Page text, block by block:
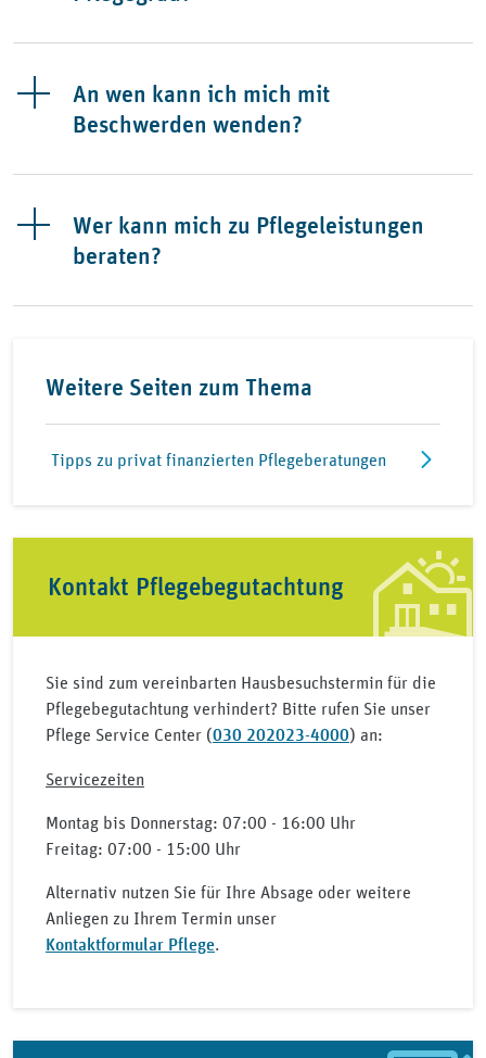
An wen kann ich mich mit
Beschwerden wenden?
Wer kann mich zu Pflegeleistungen
beraten?
Weitere Seiten zum Thema
Tipps zu privat finanzierten Pflegeberatungen
Kontakt Pflegebegutachtung
Sie sind zum vereinbarten Hausbesuchstermin für die
Pflegebegutachtung verhindert? Bitte rufen Sie unser
Pflege Service Center (030 202023-4000) an:
Servicezeiten
Montag bis Donnerstag: 07:00 - 16:00 Uhr
Freitag: 07:00 - 15:00 Uhr
Alternativ nutzen Sie für Ihre Absage oder weitere
Anliegen zu Ihrem Termin unser
Kontaktformular Pflege.